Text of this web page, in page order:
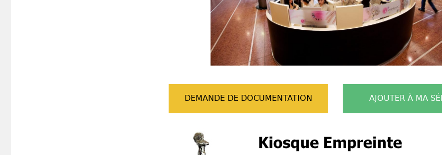
DEMANDE DE DOCUMENTATION AJOUTER À MA